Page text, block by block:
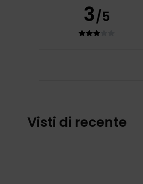
3/5
Visti di recente